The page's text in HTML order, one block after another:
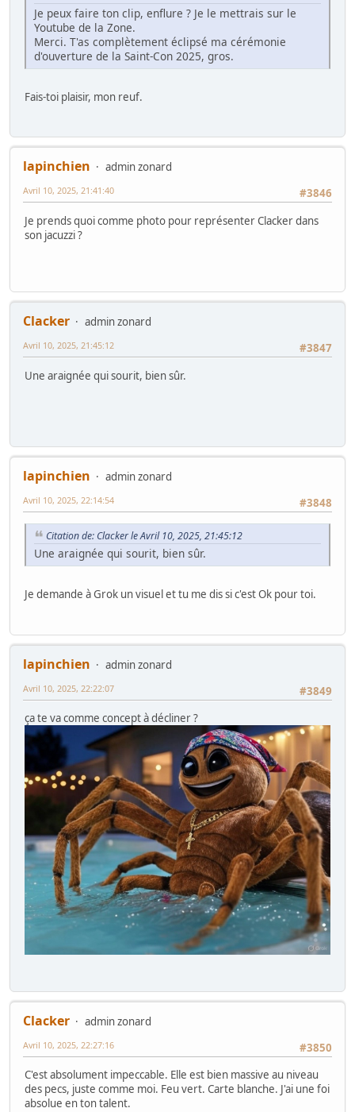
Je peux faire ton clip, enflure ? Je le mettrais sur le
Youtube de la Zone.
Merci. T'as complètement éclipsé ma cérémonie
d'ouverture de la Saint-Con 2025, gros.
Fais-toi plaisir, mon reuf.
lapinchien
admin zonard
#3846
Avril 10, 2025, 21:41:40
Je prends quoi comme photo pour représenter Clacker dans
son jacuzzi ?
Clacker
admin zonard
#3847
Avril 10, 2025, 21:45:12
Une araignée qui sourit, bien sûr.
lapinchien
admin zonard
#3848
Avril 10, 2025, 22:14:54
Citation de: Clacker le Avril 10, 2025, 21:45:12
Une araignée qui sourit, bien sûr.
Je demande à Grok un visuel et tu me dis si c'est Ok pour toi.
lapinchien
admin zonard
#3849
Avril 10, 2025, 22:22:07
ça te va comme concept à décliner ?
Clacker
admin zonard
#3850
Avril 10, 2025, 22:27:16
C'est absolument impeccable. Elle est bien massive au niveau
des pecs, juste comme moi. Feu vert. Carte blanche. J'ai une foi
absolue en ton talent.